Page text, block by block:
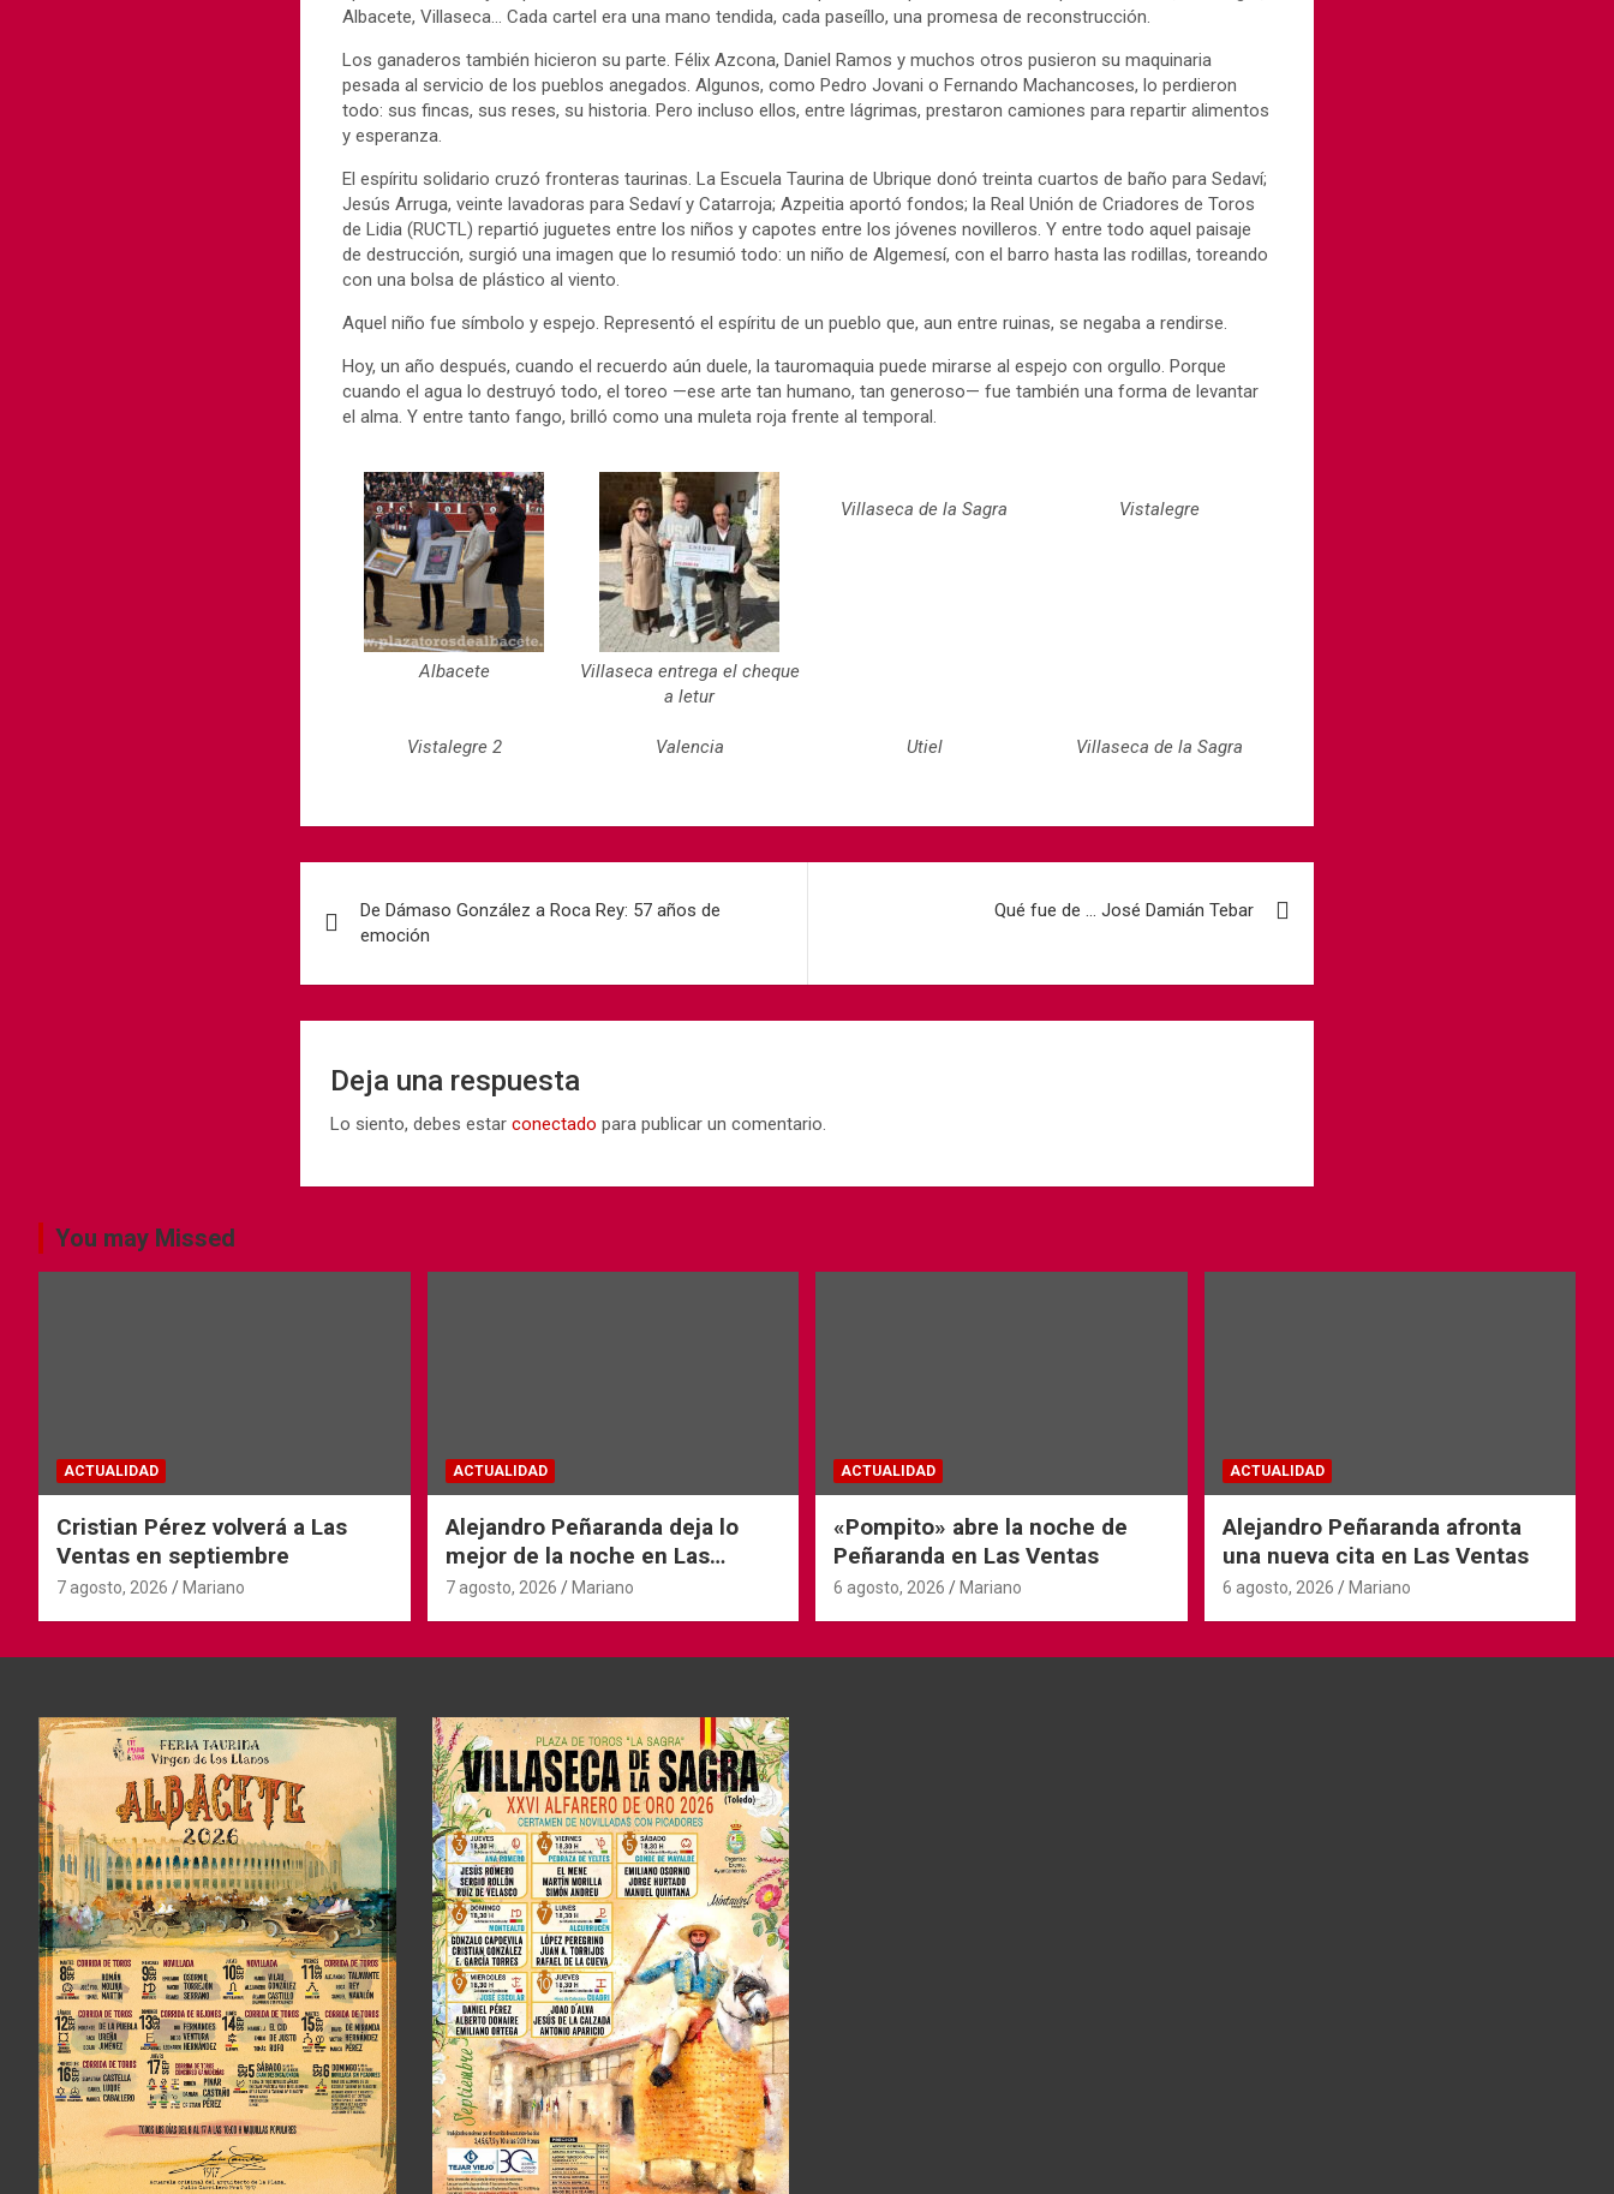
Albacete, Villaseca… Cada cartel era una mano tendida, cada paseíllo, una promesa de reconstrucción.
Los ganaderos también hicieron su parte. Félix Azcona, Daniel Ramos y muchos otros pusieron su maquinaria
pesada al servicio de los pueblos anegados. Algunos, como Pedro Jovani o Fernando Machancoses, lo perdieron
todo: sus fincas, sus reses, su historia. Pero incluso ellos, entre lágrimas, prestaron camiones para repartir alimentos
y esperanza.
El espíritu solidario cruzó fronteras taurinas. La Escuela Taurina de Ubrique donó treinta cuartos de baño para Sedaví;
Jesús Arruga, veinte lavadoras para Sedaví y Catarroja; Azpeitia aportó fondos; la Real Unión de Criadores de Toros
de Lidia (RUCTL) repartió juguetes entre los niños y capotes entre los jóvenes novilleros. Y entre todo aquel paisaje
de destrucción, surgió una imagen que lo resumió todo: un niño de Algemesí, con el barro hasta las rodillas, toreando
con una bolsa de plástico al viento.
Aquel niño fue símbolo y espejo. Representó el espíritu de un pueblo que, aun entre ruinas, se negaba a rendirse.
Hoy, un año después, cuando el recuerdo aún duele, la tauromaquia puede mirarse al espejo con orgullo. Porque
cuando el agua lo destruyó todo, el toreo —ese arte tan humano, tan generoso— fue también una forma de levantar
el alma. Y entre tanto fango, brilló como una muleta roja frente al temporal.
Albacete
Villaseca entrega el cheque
a letur
Villaseca de la Sagra Vistalegre
Vistalegre 2 Valencia Utiel Villaseca de la Sagra
De Dámaso González a Roca Rey: 57 años de
emoción
Qué fue de … José Damián Tebar
Deja una respuesta
Lo siento, debes estarconectado para publicar un comentario.
You may Missed
ACTUALIDAD
Cristian Pérez volverá a Las
Ventas en septiembre
7 agosto, 2026 Mariano
ACTUALIDAD
Alejandro Peñaranda deja lo
mejor de la noche en Las
Ventas
7 agosto, 2026 Mariano
ACTUALIDAD
«Pompito» abre la noche de
Peñaranda en Las Ventas
6 agosto, 2026 Mariano
ACTUALIDAD
Alejandro Peñaranda afronta
una nueva cita en Las Ventas
6 agosto, 2026 Mariano